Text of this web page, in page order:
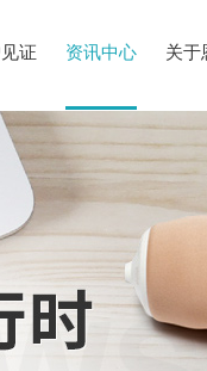
证 资讯中心 关于